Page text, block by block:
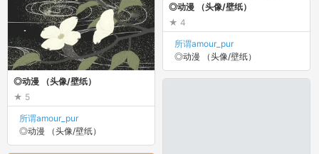
◎动漫 （头像/壁纸）
4
所谓amour_pur
◎动漫 （头像/壁纸）
◎动漫 （头像/壁纸）
5
所谓amour_pur
◎动漫 （头像/壁纸）